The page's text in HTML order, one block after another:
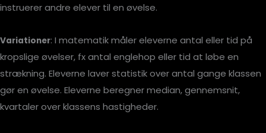
instruerer andre elever til en øvelse.
Variationer: I matematik måler eleverne antal eller tid på
kropslige øvelser, fx antal englehop eller tid at løbe en
strækning. Eleverne laver statistik over antal gange klassen
gør en øvelse. Eleverne beregner median, gennemsnit,
kvartaler over klassens hastigheder.